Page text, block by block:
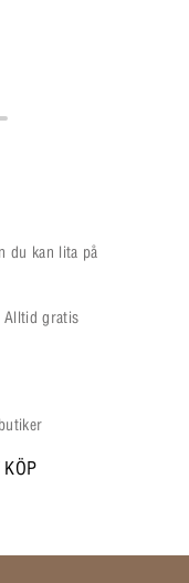
du kan lita på
Alltid gratis
KÖP